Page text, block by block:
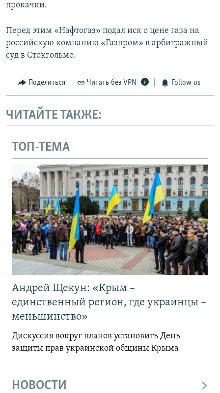
прокачки.
Перед этим «Нафтогаз» подал иск о цене газа на
российскую компанию «Газпром» в арбитражный
суд в Стокгольме.
Поделиться Читать без VPN Follow us
ЧИТАЙТЕ ТАКЖЕ:
ТОП-ТЕМА
Андрей Щекун: «Крым –
единственный регион, где украинцы –
меньшинство»
Дискуссия вокруг планов установить День
защиты прав украинской общины Крыма
НОВОСТИ